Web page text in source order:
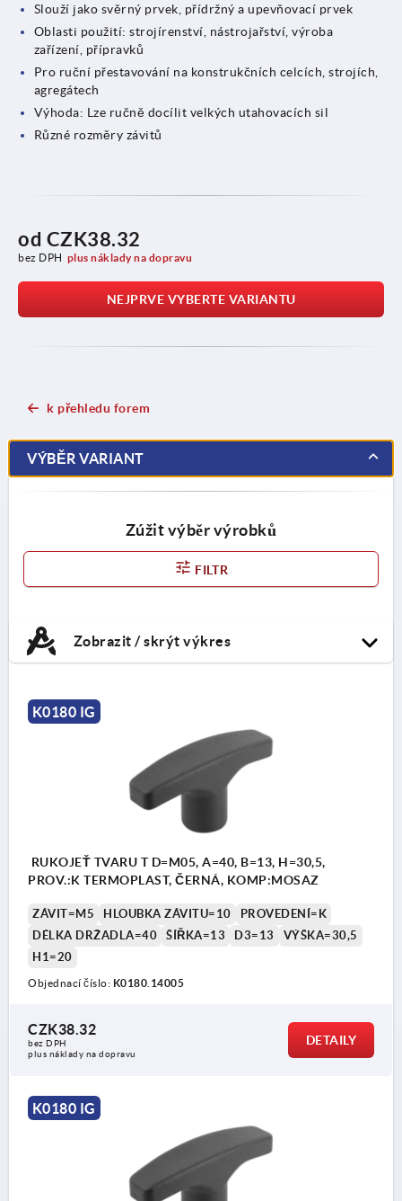
Slouží jako svěrný prvek, přídržný a upevňovací prvek
Oblasti použití: strojírenství, nástrojařství, výroba
zařízení, přípravků
Pro ruční přestavování na konstrukčních celcích, strojích,
agregátech
Výhoda: Lze ručně docílit velkých utahovacích sil
Různé rozměry závitů
od CZK38.32
bez DPH plus náklady na dopravu
NEJPRVE VYBERTE VARIANTU
k přehledu forem
VÝBĚR VARIANT
Zúžit výběr výrobků
FILTR
Zobrazit / skrýt výkres
K0180 IG
RUKOJEŤ TVARU T D=M05, A=40, B=13, H=30,5,
PROV.:K TERMOPLAST, ČERNÁ, KOMP:MOSAZ
ZÁVIT=M5 HLOUBKA ZÁVITU=10
PROVEDENÍ=K
DÉLKA DRŽADLA=40
ŠÍŘKA=13 D3=13
VÝŠKA=30,5
H1=20
Objednací číslo: K0180.14005
CZK38.32
bez DPH
plus náklady na dopravu
DETAILY
K0180 IG